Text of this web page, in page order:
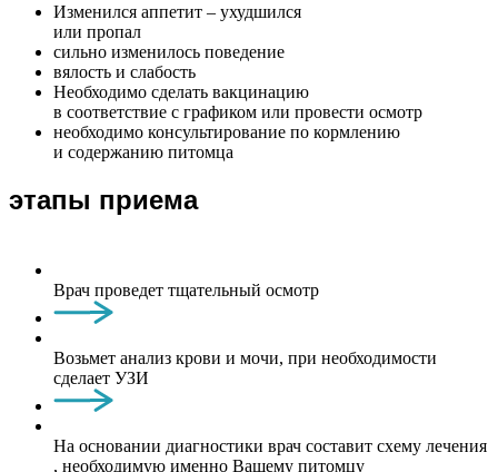
Изменился аппетит – ухудшился
или пропал
сильно изменилось поведение
вялость и слабость
Необходимо сделать вакцинацию
в соответствие с графиком или провести осмотр
необходимо консультирование по кормлению
и содержанию питомца
этапы приема
Врач проведет тщательный осмотр
Возьмет анализ крови и мочи, при необходимости
сделает УЗИ
На основании диагностики врач составит схему лечения
, необходимую именно Вашему питомцу